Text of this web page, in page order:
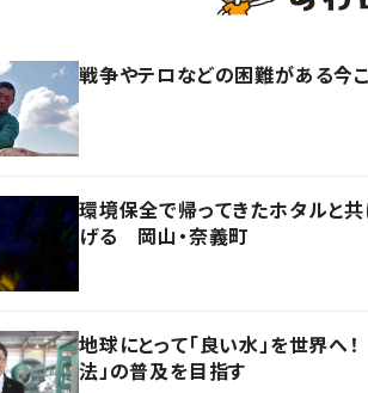
戦争やテロなどの困難がある今
環境保全で帰ってきたホタルと
げる 岡山・奈義町
地球にとって「良い水」を世界
法」の普及を目指す